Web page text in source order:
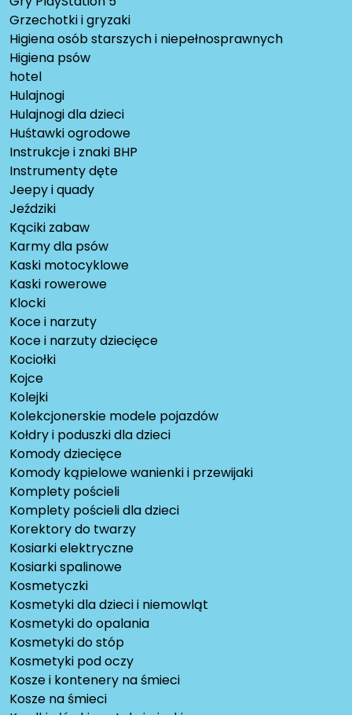
Grzechotki i gryzaki
Higiena osób starszych i niepełnosprawnych
Higiena psów
hotel
Hulajnogi
Hulajnogi dla dzieci
Huśtawki ogrodowe
Instrukcje i znaki BHP
Instrumenty dęte
Jeepy i quady
Jeździki
Kąciki zabaw
Karmy dla psów
Kaski motocyklowe
Kaski rowerowe
Klocki
Koce i narzuty
Koce i narzuty dziecięce
Kociołki
Kojce
Kolejki
Kolekcjonerskie modele pojazdów
Kołdry i poduszki dla dzieci
Komody dziecięce
Komody kąpielowe wanienki i przewijaki
Komplety pościeli
Komplety pościeli dla dzieci
Korektory do twarzy
Kosiarki elektryczne
Kosiarki spalinowe
Kosmetyczki
Kosmetyki dla dzieci i niemowląt
Kosmetyki do opalania
Kosmetyki do stóp
Kosmetyki pod oczy
Kosze i kontenery na śmieci
Kosze na śmieci